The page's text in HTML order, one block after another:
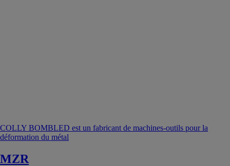
COLLY BOMBLED est un fabricant de machines-outils pour la
déformation du métal
MZR